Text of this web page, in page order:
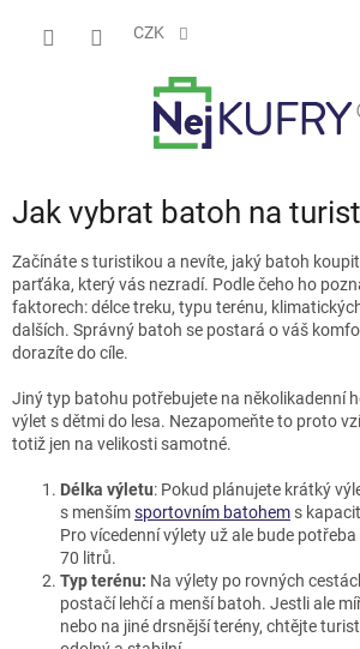
CZK
Jak vybrat batoh na
Začínáte s turistikou a nevíte, jaký batoh
parťáka, který vás nezradí. Podle čeho ho
faktorech: délce treku, typu terénu,
dalších. Správný batoh se postará o váš
dorazíte do cíle.
Jiný typ batohu potřebujete na několikadenní
výlet s dětmi do lesa. Nezapomeňte to proto
totiž jen na velikosti samotné.
Délka výletu: Pokud plánujete krátký
s menšímsportovním batohem s
Pro vícedenní výlety už ale bude
70 litrů.
Typ terénu: Na výlety po rovných
postačí lehčí a menší batoh. Jestli ale
nebo na jiné drsnější terény, chtějte